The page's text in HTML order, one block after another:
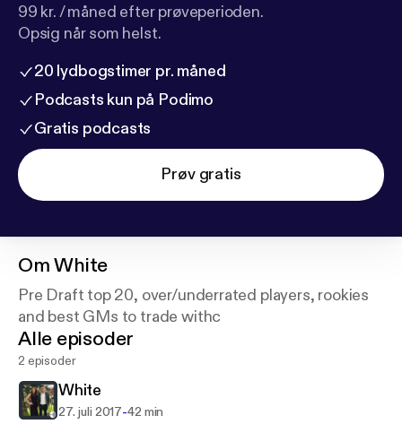
99 kr. / måned efter prøveperioden.
Opsig når som helst.
20 lydbogstimer pr. måned
Podcasts kun på Podimo
Gratis podcasts
Prøv gratis
OmWhite
Pre Draft top 20, over/underrated players, rookies
and best GMs to trade withc
Alle episoder
2 episoder
White
27. juli 2017-42 min